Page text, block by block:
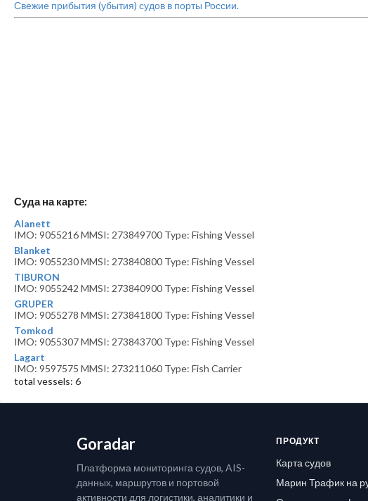
Свежие прибытия (убытия) судов в порты России.
Суда на карте:
Alanett
IMO: 9055216 MMSI: 273849700 Type: Fishing Vessel
Blanket
IMO: 9055230 MMSI: 273840800 Type: Fishing Vessel
TIBURON
IMO: 9055242 MMSI: 273840900 Type: Fishing Vessel
GRUPER
IMO: 9055278 MMSI: 273841800 Type: Fishing Vessel
Tomkod
IMO: 9055307 MMSI: 273843700 Type: Fishing Vessel
Lagart
IMO: 9597575 MMSI: 273211060 Type: Fish Carrier
total vessels: 6
Goradar
Платформа мониторинга судов, AIS-
данных, маршрутов и портовой
активности для логистики, аналитики и
ПРОДУКТ
Карта судов
Марин Трафик на